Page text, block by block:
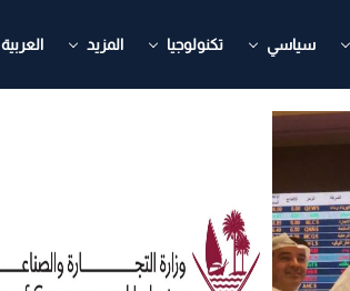
سياسي تكنولوجيا المزيد العربية